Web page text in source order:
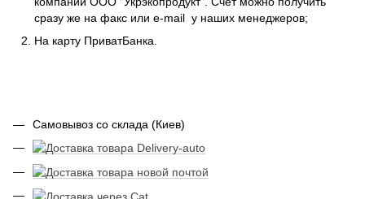
сразу же на факс или e-mail у наших менеджеров;
На карту ПриватБанка.
Самовывоз со склада (Киев)